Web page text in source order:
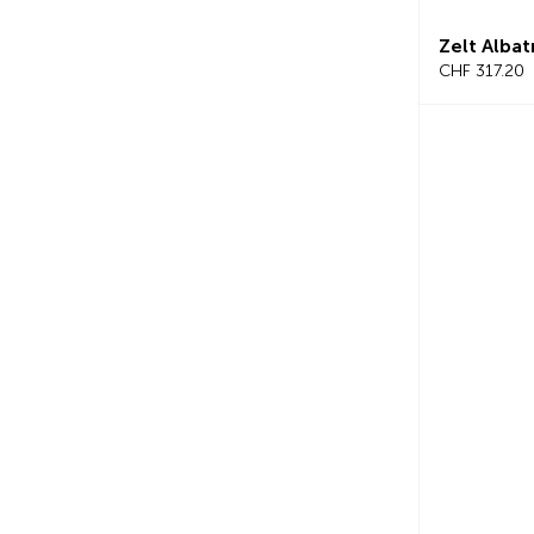
Zelt
CHF 317.20